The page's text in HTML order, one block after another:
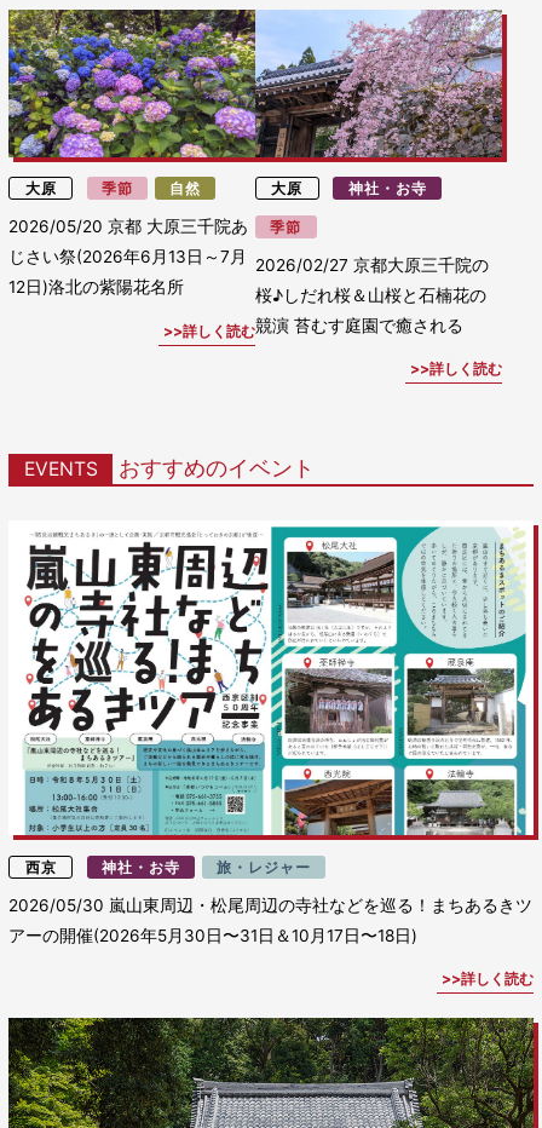
大原 季節 自然
2026/05/20京都 大原三千院あ
じさい祭(2026年6月13日～7月
12日)洛北の紫陽花名所
詳しく読む
大原 神社・お寺
季節
2026/02/27 京都大原三千院の
桜♪しだれ桜＆山桜と石楠花の
競演 苔むす庭園で癒される
詳しく読む
EVENTS おすすめのイベント
西京 神社・お寺 旅・レジャー
2026/05/30 嵐山東周辺・松尾周辺の寺社などを巡る！まちあるきツ
アーの開催(2026年5月30日〜31日＆10月17日〜18日)
詳しく読む